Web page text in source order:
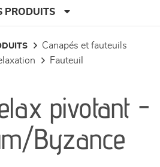
PRODUITS
canapés et fauteuils
fauteuil
pivotant -
Byzance